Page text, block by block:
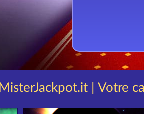
MisterJackpot.it | Votre